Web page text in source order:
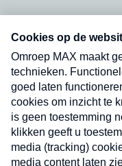
nieuwsbrief. Elke
uw mailbox.